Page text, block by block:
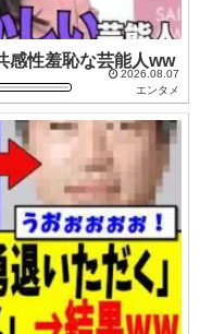
感性羞恥な芸能人ww
2026.08.07
エンタメ